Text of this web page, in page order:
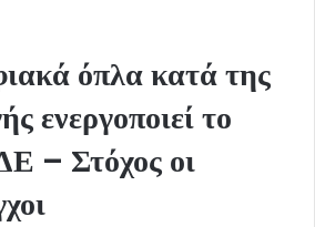
όπλα κατά της
ενεργοποιεί το
– Στόχος οι